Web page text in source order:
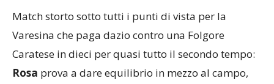
Match storto sotto tutti i punti di vista per la
Varesina che paga dazio contro una Folgore
Caratese in dieci per quasi tutto il secondo tempo:
Rosa prova a dare equilibrio in mezzo al campo,